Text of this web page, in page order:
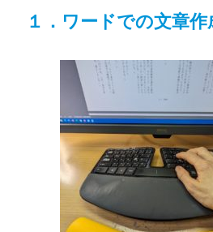
１．ワードでの文章作